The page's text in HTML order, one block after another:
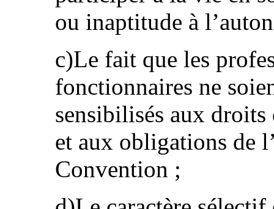
ou inaptitude à
c)Le fait que les
fonctionnaires ne
sensibilisés aux droits
et aux obligations de
Convention ;